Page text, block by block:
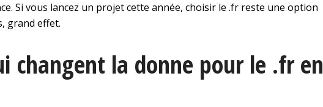
Si vous lancez un projet cette année, choisir le .fr reste une option
grand effet.
changent la donne pour le .fr en